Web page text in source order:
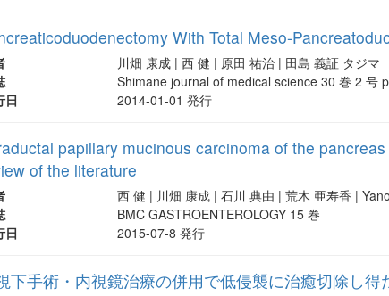
With Total Meso-
川畑 康成 | 西 健 | 原田 祐治 | 田島 義証 タジマ
Shimane journal of medical science 30 巻 2 号
日
2014-01-01 発行
papillary mucinous carcinoma of the
of the literature
西 健 | 川畑 康成 | 石川 典由 | 荒木 亜寿香 |
BMC GASTROENTEROLOGY 15 巻
日
2015-07-8 発行
下手術・内視鏡治療の併用で低侵襲に治癒切除し